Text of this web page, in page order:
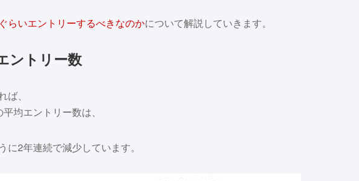
らいエントリーするべきなのかについて解説していきます。
ントリー数
、
均エントリー数は、
に2年連続で減少しています。